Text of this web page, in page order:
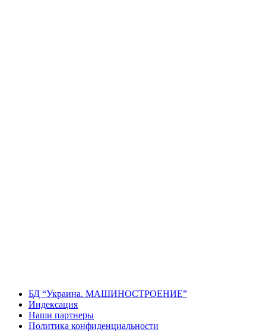
содержанию
БД “Украина. МАШИНОСТРОЕНИЕ”
Индекcация
Наши партнеры
Политика конфиденциальности